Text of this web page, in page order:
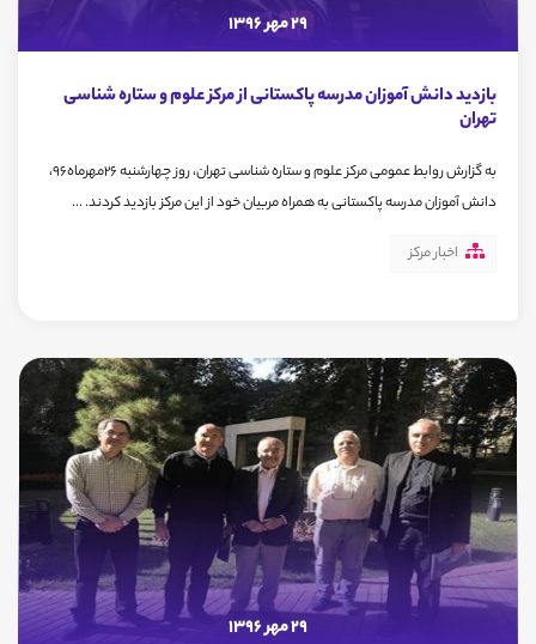
29 مهر 1396
بازدید دانش آموزان مدرسه پاکستانی از مرکز علوم و ستاره شناسی
تهران
به گزارش روابط عمومی مرکز علوم و ستاره شناسی تهران، روز چهارشنبه 26مهرماه96،
دانش آموزان مدرسه پاکستانی به همراه مربیان خود از این مرکز بازدید کردند. ...
اخبار مرکز
29 مهر 1396